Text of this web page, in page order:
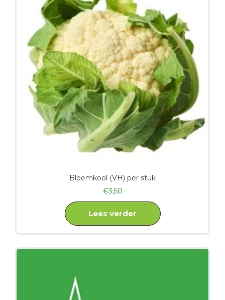
Bloemkool (VH) per stuk
€3,50
Lees verder